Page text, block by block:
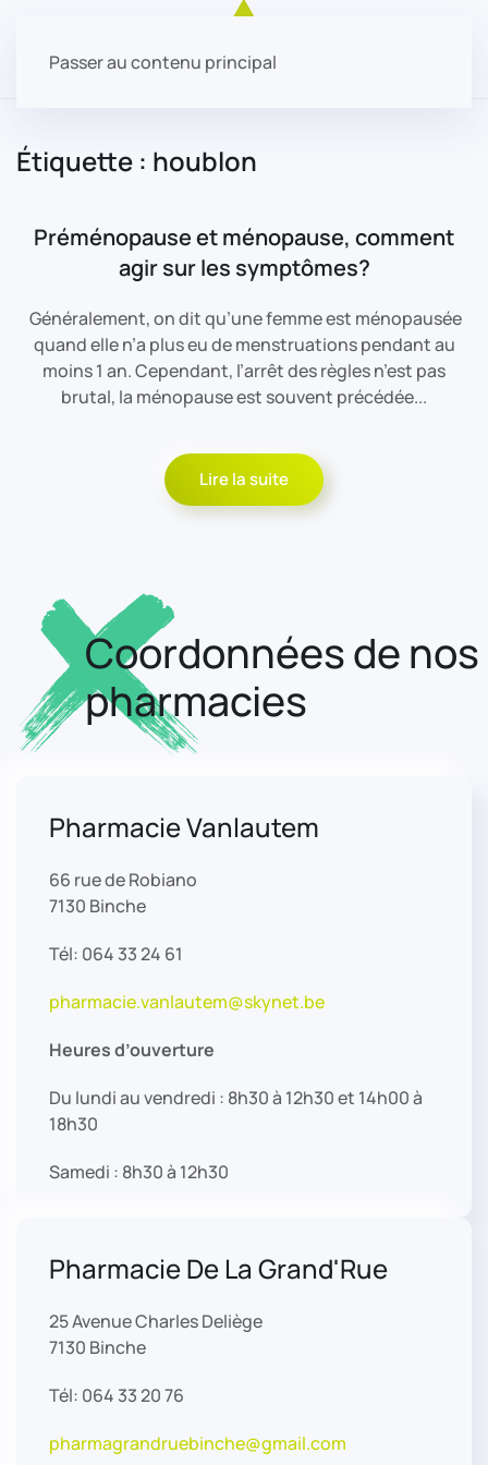
Passer au contenu principal
Étiquette : houblon
Préménopause et ménopause, comment
agir sur les symptômes?
Généralement, on dit qu’une femme est ménopausée
quand elle n’a plus eu de menstruations pendant au
moins 1 an. Cependant, l’arrêt des règles n’est pas
brutal, la ménopause est souvent précédée...
Lire la suite
Coordonnées de nos
pharmacies
Pharmacie Vanlautem
66 rue de Robiano
7130 Binche
Tél: 064 33 24 61
pharmacie.vanlautem@skynet.be
Heures d’ouverture
Du lundi au vendredi : 8h30 à 12h30 et 14h00 à
18h30
Samedi : 8h30 à 12h30
Pharmacie De La Grand'Rue
25 Avenue Charles Deliège
7130 Binche
Tél: 064 33 20 76
pharmagrandruebinche@gmail.com